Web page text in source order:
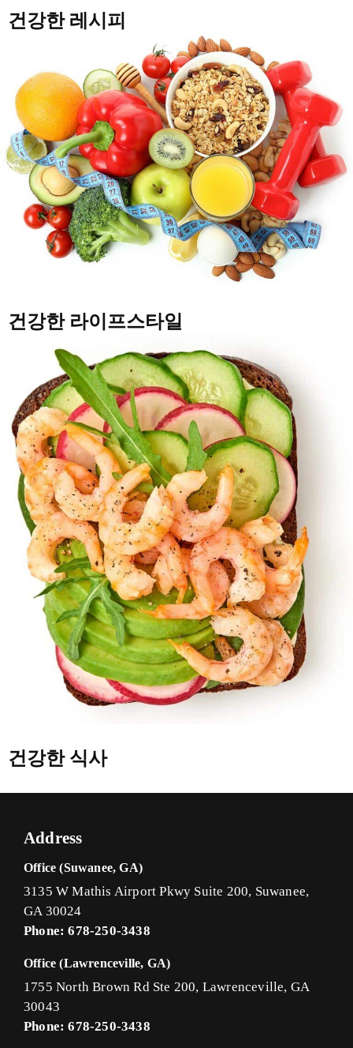
건강한 레시피
건강한 라이프스타일
건강한 식사
Address
Office (Suwanee, GA)
3135 W Mathis Airport Pkwy Suite 200, Suwanee,
GA 30024
Phone: 678-250-3438
Office (Lawrenceville, GA)
1755 North Brown Rd Ste 200, Lawrenceville, GA
30043
Phone: 678-250-3438